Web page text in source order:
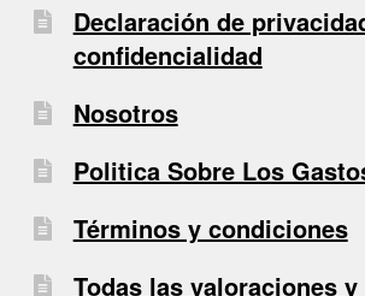
Declaración de
confidencialidad
Nosotros
Politica Sobre Los
Términos y condiciones
Todas las valoraciones y